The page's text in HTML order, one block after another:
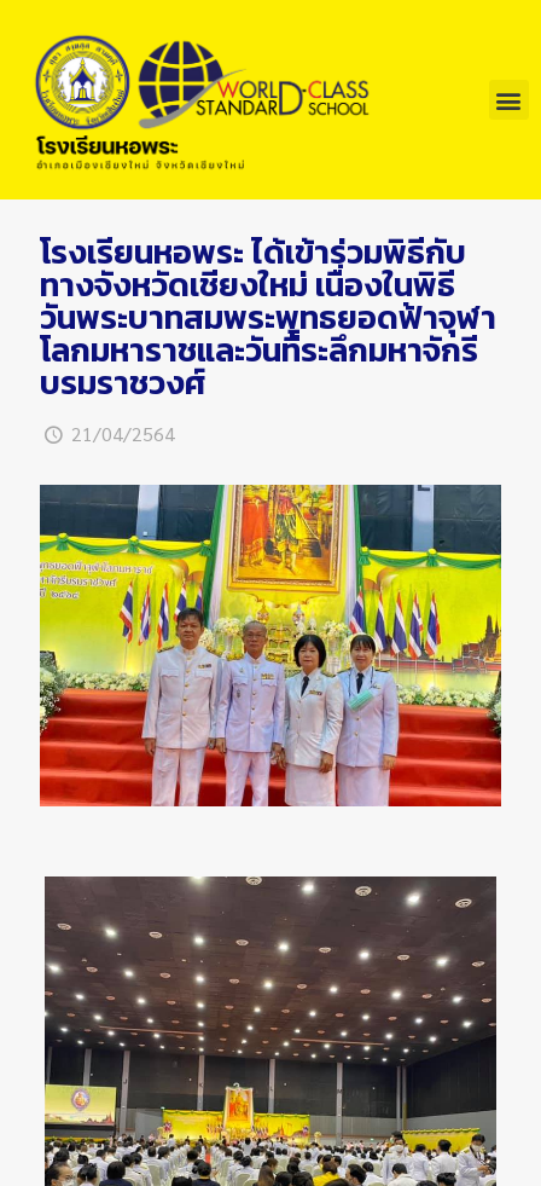
โรงเรียนหอพระ ได้เข้าร่วมพิธีกับ
ทางจังหวัดเชียงใหม่ เนื่องในพิธี
วันพระบาทสมพระพุทธยอดฟ้าจุฬา
โลกมหาราชและวันที่ระลึกมหาจักรี
บรมราชวงศ์
21/04/2564